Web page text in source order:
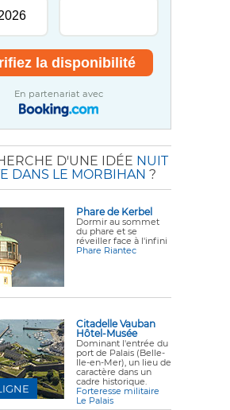
En partenariat avec
D'UNE IDÉE NUIT
DANS LE MORBIHAN ?
Phare de Kerbel
Dormir au sommet
du phare et se
réveiller face à l'infini
Phare Riantec
Citadelle Vauban
Hôtel-Musée
Dominant l'entrée du
port de Palais (Belle-
Ile-en-Mer), un lieu de
caractère dans un
cadre historique.
Forteresse militaire
Le Palais